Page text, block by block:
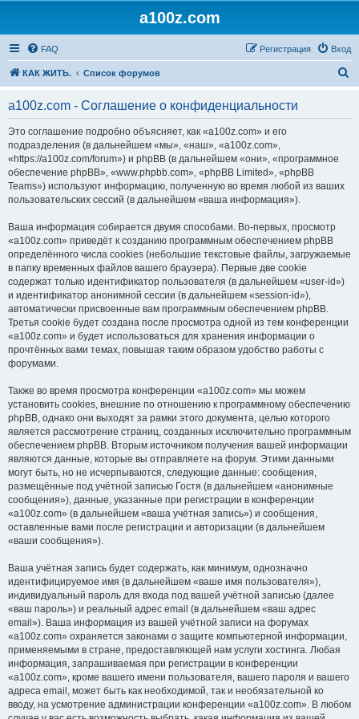
a100z.com
FAQ Вход
Регистрация
КАК ЖИТЬ. Список форумов
a100z.com - Соглашение о конфиденциальности
Это соглашение подробно объясняет, как «a100z.com» и его
подразделения (в дальнейшем «мы», «наш», «a100z.com»,
«https://a100z.com/forum») и phpBB (в дальнейшем «они», «программное
обеспечение phpBB», «www.phpbb.com», «phpBB Limited», «phpBB
Teams») используют информацию, полученную во время любой из ваших
пользовательских сессий (в дальнейшем «ваша информация»).
Ваша информация собирается двумя способами. Во-первых, просмотр
«a100z.com» приведёт к созданию программным обеспечением phpBB
определённого числа cookies (небольшие текстовые файлы, загружаемые
в папку временных файлов вашего браузера). Первые две cookie
содержат только идентификатор пользователя (в дальнейшем «user-id»)
и идентификатор анонимной сессии (в дальнейшем «session-id»),
автоматически присвоенные вам программным обеспечением phpBB.
Третья cookie будет создана после просмотра одной из тем конференции
«a100z.com» и будет использоваться для хранения информации о
прочтённых вами темах, повышая таким образом удобство работы с
форумами.
Также во время просмотра конференции «a100z.com» мы можем
установить cookies, внешние по отношению к программному обеспечению
phpBB, однако они выходят за рамки этого документа, целью которого
является рассмотрение страниц, созданных исключительно программным
обеспечением phpBB. Вторым источником получения вашей информации
являются данные, которые вы отправляете на форум. Этими данными
могут быть, но не исчерпываются, следующие данные: сообщения,
размещённые под учётной записью Гостя (в дальнейшем «анонимные
сообщения»), данные, указанные при регистрации в конференции
«a100z.com» (в дальнейшем «ваша учётная запись») и сообщения,
оставленные вами после регистрации и авторизации (в дальнейшем
«ваши сообщения»).
Ваша учётная запись будет содержать, как минимум, однозначно
идентифицируемое имя (в дальнейшем «ваше имя пользователя»),
индивидуальный пароль для входа под вашей учётной записью (далее
«ваш пароль») и реальный адрес email (в дальнейшем «ваш адрес
email»). Ваша информация из вашей учётной записи на форумах
«a100z.com» охраняется законами о защите компьютерной информации,
применяемыми в стране, предоставляющей нам услуги хостинга. Любая
информация, запрашиваемая при регистрации в конференции
«a100z.com», кроме вашего имени пользователя, вашего пароля и вашего
адреса email, может быть как необходимой, так и необязательной ко
вводу, на усмотрение администрации конференции «a100z.com». В любом